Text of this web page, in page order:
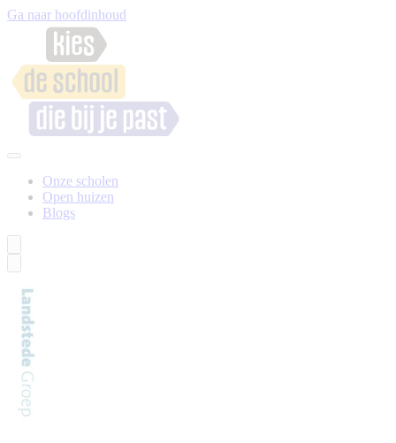
Ga naar hoofdinhoud
Onze scholen
Open huizen
Blogs